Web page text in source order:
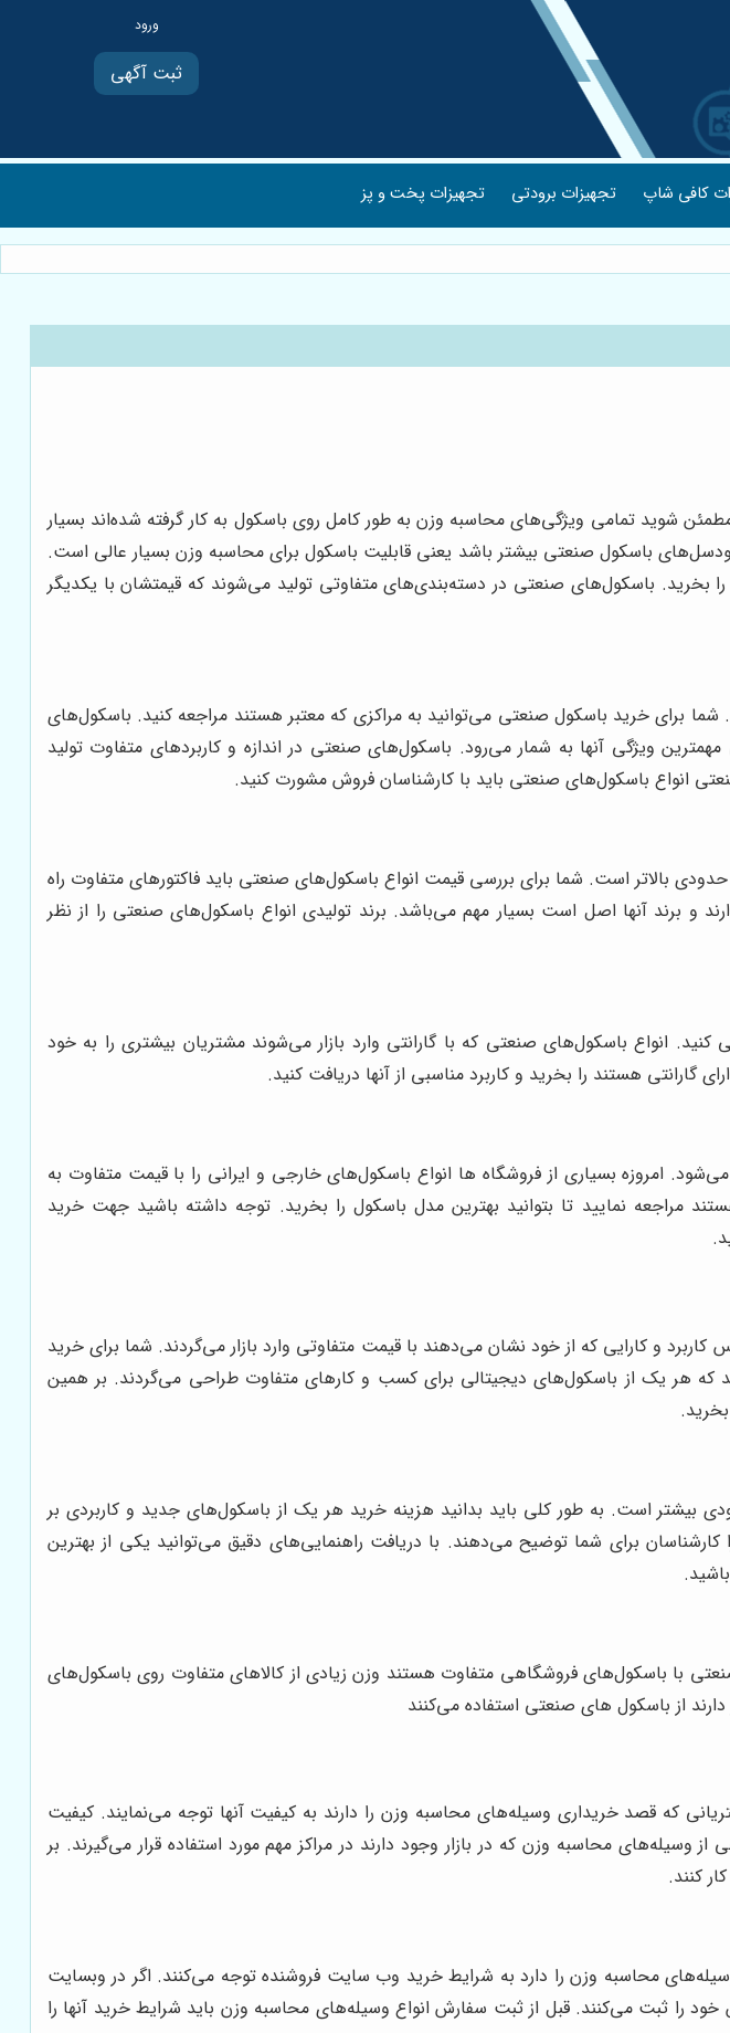
ثبت آگهی
کافی شاپ تجهیزات برودتی تجهیزات پخت و پز
شوید تمامی ویژگی‌های محاسبه وزن به طور کامل روی باسکول به کار گرفته شده‌اند بسیار
باسکول صنعتی بیشتر باشد یعنی قابلیت باسکول برای محاسبه وزن بسیار عالی است.
باسکول‌های صنعتی در دسته‌بندی‌های متفاوتی تولید می‌شوند که قیمتشان با یکدیگر
برای خرید باسکول صنعتی می‌توانید به مراکزی که معتبر هستند مراجعه کنید. باسکول‌های
ویژگی آنها به شمار می‌رود. باسکول‌های صنعتی در اندازه و کاربردهای متفاوت تولید
انواع باسکول‌های صنعتی باید با کارشناسان فروش مشورت کنید.
بالاتر است. شما برای بررسی قیمت انواع باسکول‌های صنعتی باید فاکتورهای متفاوت راه
و برند آنها اصل است بسیار مهم می‌باشد. برند تولیدی انواع باسکول‌های صنعتی را از نظر
کنید. انواع باسکول‌های صنعتی که با گارانتی وارد بازار می‌شوند مشتریان بیشتری را به خود
هستند را بخرید و کاربرد مناسبی از آنها دریافت کنید.
امروزه بسیاری از فروشگاه ‌ها انواع باسکول‌های خارجی و ایرانی را با قیمت متفاوت به
مراجعه نمایید تا بتوانید بهترین مدل باسکول را بخرید. توجه داشته باشید جهت خرید
و کارایی که از خود نشان می‌دهند با قیمت متفاوتی وارد بازار می‌گردند. شما برای خرید
که هر یک از باسکول‌های دیجیتالی برای کسب و کارهای متفاوت طراحی می‌گردند. بر همین
است. به طور کلی باید بدانید هزینه خرید هر یک از باسکول‌های جدید و کاربردی بر
برای شما توضیح می‌دهند. با دریافت راهنمایی‌های دقیق می‌توانید یکی از بهترین
با باسکول‌های فروشگاهی متفاوت هستند وزن زیادی از کالاهای متفاوت روی باسکول‌های
از باسکول ‌های صنعتی استفاده می‌کنند
که قصد خریداری وسیله‌های محاسبه وزن را دارند به کیفیت آنها توجه می‌نمایند. کیفیت
محاسبه وزن که در بازار وجود دارند در مراکز مهم مورد استفاده قرار می‌گیرند. بر
کنند.
محاسبه وزن را دارد به شرایط خرید وب سایت فروشنده توجه می‌کنند. اگر در وبسایت
خود را ثبت می‌کنند. قبل از ثبت سفارش انواع وسیله‌های محاسبه وزن باید شرایط خرید آنها را